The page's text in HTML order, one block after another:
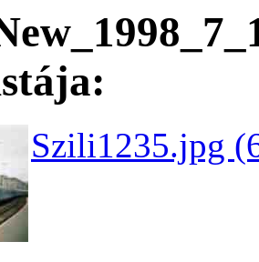
Szili1235.jpg